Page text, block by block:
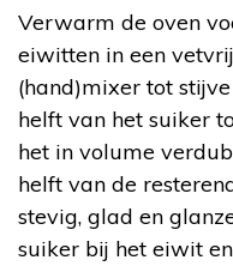
Verwarm de oven
eiwitten in een
(hand)mixer tot
helft van het suiker
het in volume
helft van de
stevig, glad en
suiker bij het eiwit